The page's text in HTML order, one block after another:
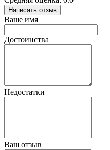
Написать отзыв
Ваше имя
Достоинства
Недостатки
Ваш отзыв